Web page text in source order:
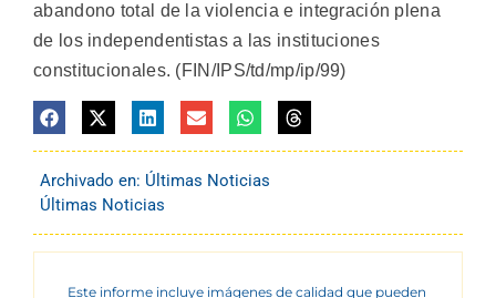
abandono total de la violencia e integración plena
de los independentistas a las instituciones
constitucionales. (FIN/IPS/td/mp/ip/99)
Archivado en: Últimas Noticias
Últimas Noticias
Este informe incluye imágenes de calidad que pueden